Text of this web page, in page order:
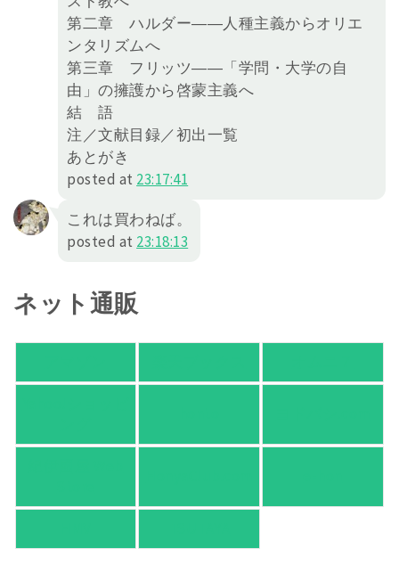
第二章 ハルダー――人種主義からオリエ
ンタリズムへ
第三章 フリッツ――「学問・大学の自
由」の擁護から啓蒙主義へ
結 語
注／文献目録／初出一覧
あとがき
posted at 23:17:41
これは買わねば。
posted at 23:18:13
ネット通販